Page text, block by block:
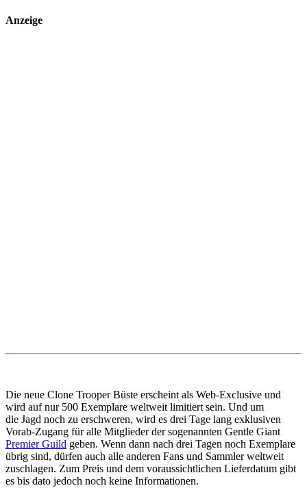
Anzeige
Die neue Clone Trooper Büste erscheint als Web-Exclusive und
wird auf nur 500 Exemplare weltweit limitiert sein. Und um
die Jagd noch zu erschweren, wird es drei Tage lang exklusiven
Vorab-Zugang für alle Mitglieder der sogenannten Gentle Giant
Premier Guild geben. Wenn dann nach drei Tagen noch Exemplare
übrig sind, dürfen auch alle anderen Fans und Sammler weltweit
zuschlagen. Zum Preis und dem voraussichtlichen Lieferdatum gibt
es bis dato jedoch noch keine Informationen.